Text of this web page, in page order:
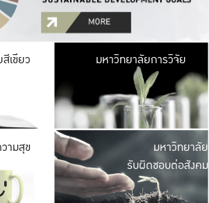
เขียว มหาวิ
มีพื้นที่เขียวสดใส
เป็นป่าในเมือง เกษต
มหาวิทยาลัยการวิจัย
ามสุข มหาวิ
ค
เปิดประ
และพบเรื่องราวใ
มหาวิทยาลัย
รับผิดชอบต่อสังคม